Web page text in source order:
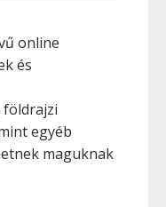
online
és
földrajzi
egyéb
maguknak